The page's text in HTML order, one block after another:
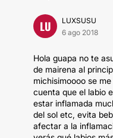
LU
LUXSUSU
6 ago 2018
Hola guapa no te
de mairena al
michisimoooo se
cuenta que el labio
estar inflamada
del sol etc, evita
afectar a la